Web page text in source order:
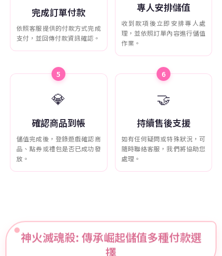
完成訂單付款
依照客服提供的付款方式完成
支付，並回傳付款資訊確認。
專人安排儲值
收到款項後立即安排專人處
理，並依照訂單內容進行儲值
作業。
5
💎
確認商品到帳
儲值完成後，登錄遊戲確認商
品、點券或禮包是否已成功發
放。
6
🤝
持續售後支援
如有任何疑問或特殊狀況，可
隨時聯絡客服，我們將協助您
處理。
神火滅魂殺: 傳承崛起儲值多種付款選
擇